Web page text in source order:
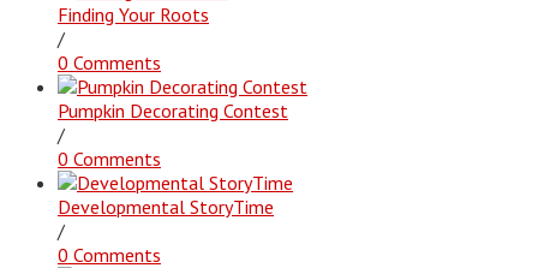
Finding Your Roots
/
0 Comments
Pumpkin Decorating Contest
/
0 Comments
Developmental StoryTime
/
0 Comments